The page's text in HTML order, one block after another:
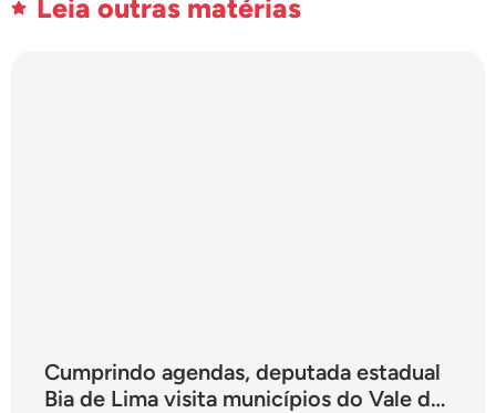
Leia outras matérias
Cumprindo agendas, deputada estadual
Bia de Lima visita municípios do Vale do